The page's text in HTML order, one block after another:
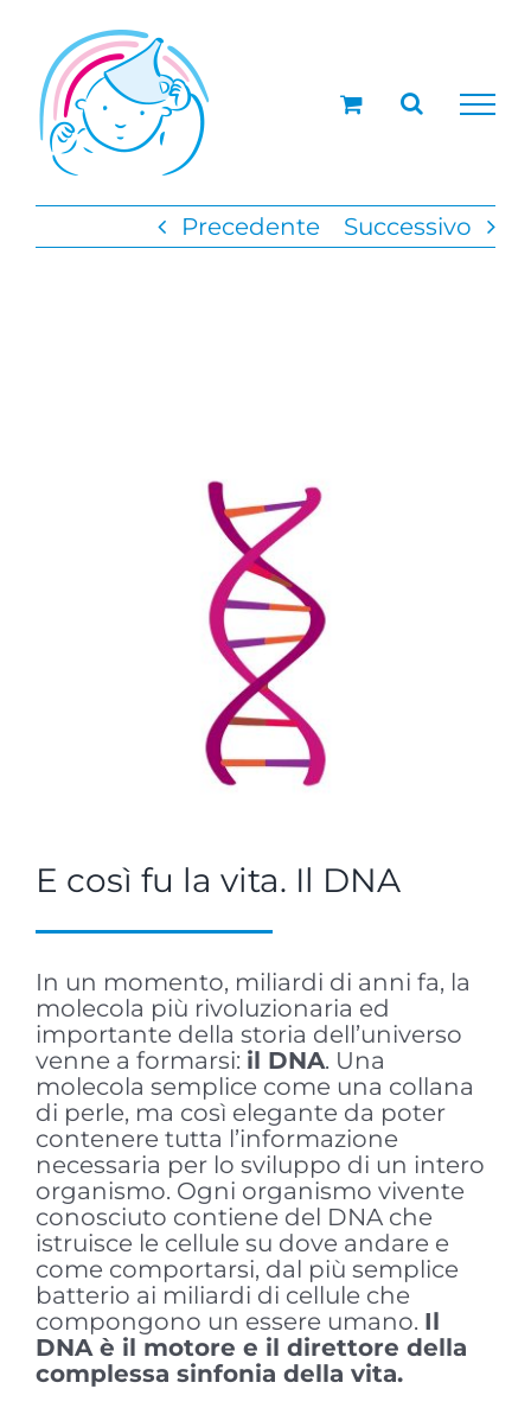
contenuto
Precedente Successivo
E così fu la vita. Il DNA
In un momento, miliardi di anni fa, la
molecola più rivoluzionaria ed
importante della storia dell’universo
venne a formarsi: il DNA. Una
molecola semplice come una collana
di perle, ma così elegante da poter
contenere tutta l’informazione
necessaria per lo sviluppo di un intero
organismo. Ogni organismo vivente
conosciuto contiene del DNA che
istruisce le cellule su dove andare e
come comportarsi, dal più semplice
batterio ai miliardi di cellule che
compongono un essere umano. Il
DNA è il motore e il direttore della
complessa sinfonia della vita.